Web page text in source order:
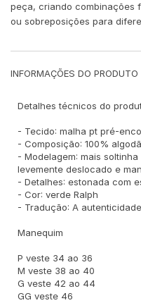
peça, criando combinações
ou sobreposições para
INFORMAÇÕES DO PRODUTO
Detalhes técnicos do
- Tecido: malha pt pré-
- Composição: 100%
- Modelagem: mais
levemente deslocado e
- Detalhes: estonada com
- Cor: verde Ralph
- Tradução: A
Manequim
P veste 34 ao 36
M veste 38 ao 40
G veste 42 ao 44
GG veste 46